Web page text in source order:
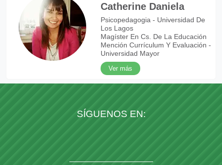
Catherine Daniela
Psicopedagogia - Universidad De
Los Lagos
Magíster En Cs. De La Educación
Mención Currículum Y Evaluación -
Universidad Mayor
Ver más
SÍGUENOS EN: